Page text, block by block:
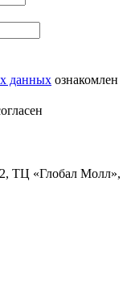
данных ознакомлен
ТЦ «Глобал Молл»,